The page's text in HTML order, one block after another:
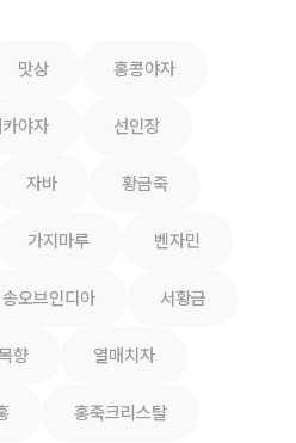
맛상 홍콩야자
야자 선인장
자바 황금죽
가지마루 벤자민
송오브인디아 서황금
향 열매치자
홍죽크리스탈